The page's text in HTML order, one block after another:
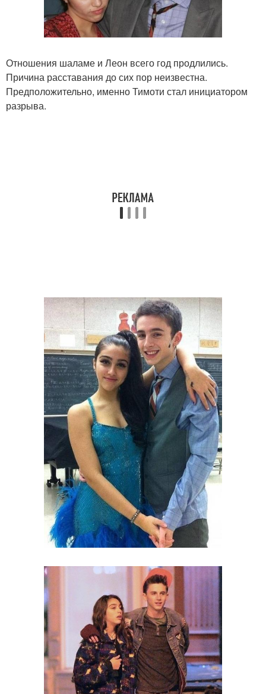
Отношения шаламе и Леон всего год продлились.
Причина расставания до сих пор неизвестна.
Предположительно, именно Тимоти стал инициатором
разрыва.